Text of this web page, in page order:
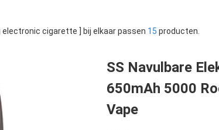
cigarette ] bij elkaar passen 15 producten.
SS Navulbare
650mAh 5000
Vape